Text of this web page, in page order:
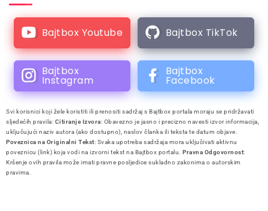
Bajtbox Youtube Bajtbox TikTok
Bajtbox
Instagram
Bajtbox
Facebook
Svi korisnici koji žele koristiti ili prenositi sadržaj s Bajtbox portala moraju se pridržavati
sljedećih pravila: Citiranje Izvora: Obavezno je jasno i precizno navesti izvor informacija,
uključujući naziv autora (ako dostupno), naslov članka ili teksta te datum objave.
Poveznica na Originalni Tekst: Svaka upotreba sadržaja mora uključivati aktivnu
poveznicu (link) koja vodi na izvorni tekst na Bajtbox portalu. Pravna Odgovornost:
Kršenje ovih pravila može imati pravne posljedice sukladno zakonima o autorskim
pravima.